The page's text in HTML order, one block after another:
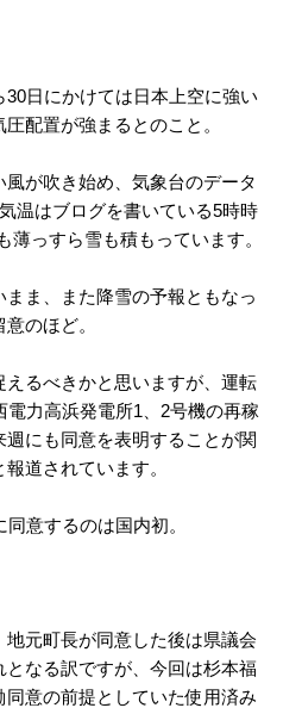
日にかけては日本上空に強い
配置が強まるとのこと。
が吹き始め、気象台のデータ
温はブログを書いている5時時
薄っすら雪も積もっています。
ま、また降雪の予報ともなっ
のほど。
えるべきかと思いますが、運転
電力高浜発電所1、2号機の再稼
にも同意を表明することが関
道されています。
意するのは国内初。
元町長が同意した後は県議会
なる訳ですが、今回は杉本福
意の前提としていた使用済み